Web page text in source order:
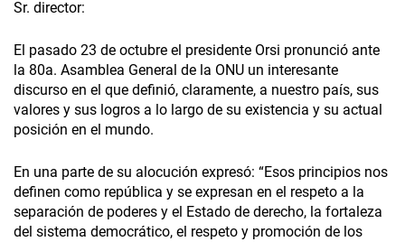
Sr. director:
El pasado 23 de octubre el presidente Orsi pronunció ante
la 80a. Asamblea General de la ONU un interesante
discurso en el que definió, claramente, a nuestro país, sus
valores y sus logros a lo largo de su existencia y su actual
posición en el mundo.
En una parte de su alocución expresó: “Esos principios nos
definen como república y se expresan en el respeto a la
separación de poderes y el Estado de derecho, la fortaleza
del sistema democrático, el respeto y promoción de los